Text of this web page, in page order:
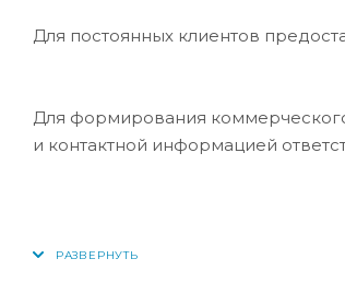
Для постоянных клиентов
Для формирования
и контактной информацией